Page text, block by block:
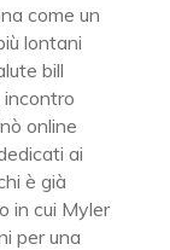
come un
lontani
bill
online
ai
è già
in cui Myler
per una